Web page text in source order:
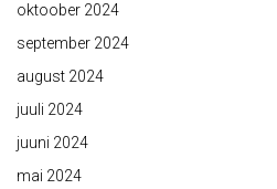
oktoober 2024
september 2024
august 2024
juuli 2024
juuni 2024
mai 2024